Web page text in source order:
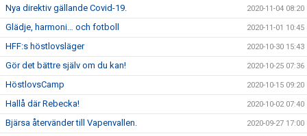
Nya direktiv gällande Covid-19. 2020-11-04 08:20
Glädje, harmoni… och fotboll 2020-11-01 10:45
HFF:s höstlovsläger 2020-10-30 15:43
Gör det bättre själv om du kan! 2020-10-25 07:36
HöstlovsCamp 2020-10-15 09:20
Hallå där Rebecka! 2020-10-02 07:40
Bjärsa återvänder till Vapenvallen. 2020-09-27 17:00